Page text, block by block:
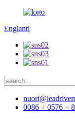
Englanti
0086 + 0576 +